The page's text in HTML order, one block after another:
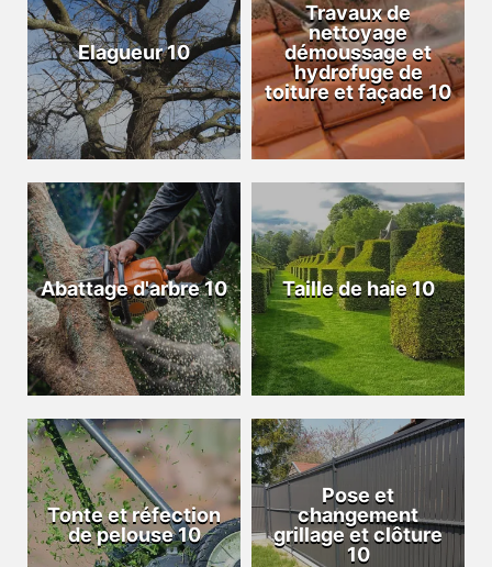
Elagueur 10
Travaux de
nettoyage
démoussage et
hydrofuge de
toiture et façade 10
Abattage d'arbre 10 Taille de haie 10
Tonte et réfection
de pelouse 10
Pose et
changement
grillage et clôture
10